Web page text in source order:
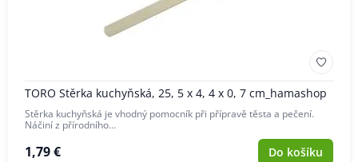
TORO Stěrka kuchyňská, 25, 5 x 4, 4 x 0, 7 cm_hamashop
Stěrka kuchyňská je vhodný pomocník při přípravě těsta a pečení.
Náčiní z přírodního…
1,79 € Do košíku